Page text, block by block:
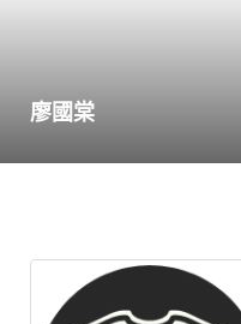
廖國棠